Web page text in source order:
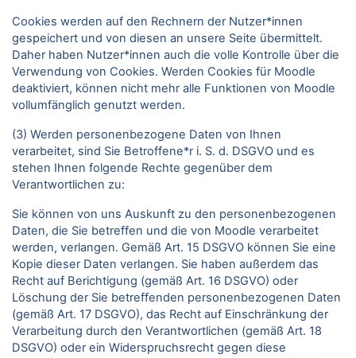
Cookies werden auf den Rechnern der Nutzer*innen
gespeichert und von diesen an unsere Seite übermittelt.
Daher haben Nutzer*innen auch die volle Kontrolle über die
Verwendung von Cookies. Werden Cookies für Moodle
deaktiviert, können nicht mehr alle Funktionen von Moodle
vollumfänglich genutzt werden.
(3) Werden personenbezogene Daten von Ihnen
verarbeitet, sind Sie Betroffene*r i. S. d. DSGVO und es
stehen Ihnen folgende Rechte gegenüber dem
Verantwortlichen zu:
Sie können von uns Auskunft zu den personenbezogenen
Daten, die Sie betreffen und die von Moodle verarbeitet
werden, verlangen. Gemäß Art. 15 DSGVO können Sie eine
Kopie dieser Daten verlangen. Sie haben außerdem das
Recht auf Berichtigung (gemäß Art. 16 DSGVO) oder
Löschung der Sie betreffenden personenbezogenen Daten
(gemäß Art. 17 DSGVO), das Recht auf Einschränkung der
Verarbeitung durch den Verantwortlichen (gemäß Art. 18
DSGVO) oder ein Widerspruchsrecht gegen diese